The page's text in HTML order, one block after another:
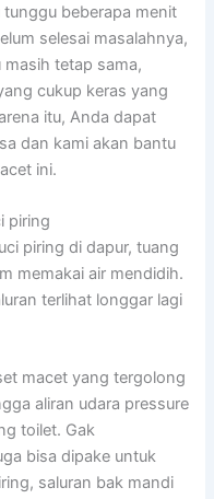
beberapa menit
selesai masalahnya,
masih tetap sama,
cukup keras yang
itu, Anda dapat
dan kami akan bantu
ini.
piring
piring di dapur, tuang
memakai air mendidih.
terlihat longgar lagi
macet yang tergolong
aliran udara pressure
toilet. Gak
bisa dipake untuk
saluran bak mandi